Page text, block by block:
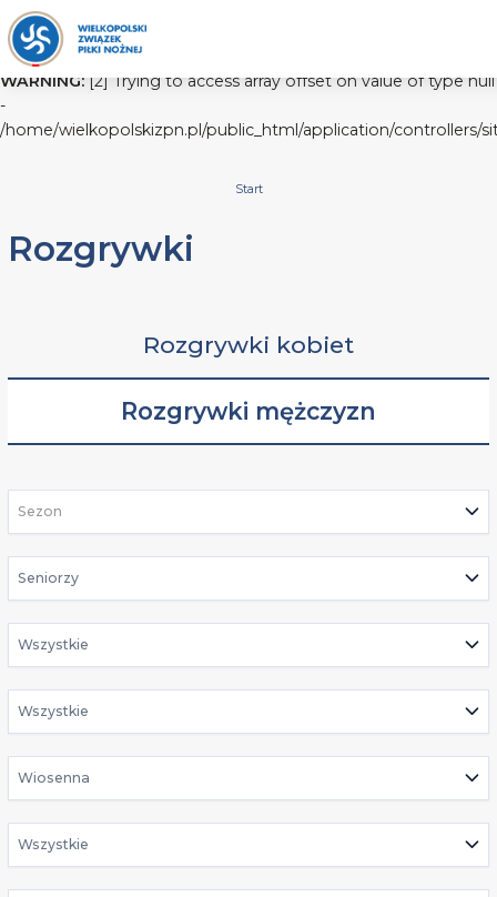
WARNING:[2] Trying to access array offset on value of type null
-
/home/wielkopolskizpn.pl/public_html/application/controllers/
Start
Rozgrywki
Rozgrywki kobiet
Rozgrywki mężczyzn
Sezon
Seniorzy
Wszystkie
Wszystkie
Wiosenna
Wszystkie